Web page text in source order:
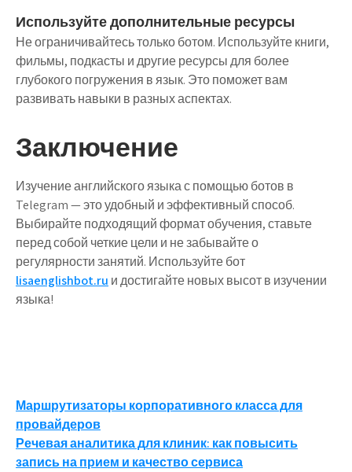
Используйте дополнительные ресурсы
Не ограничивайтесь только ботом. Используйте книги,
фильмы, подкасты и другие ресурсы для более
глубокого погружения в язык. Это поможет вам
развивать навыки в разных аспектах.
Заключение
Изучение английского языка с помощью ботов в
Telegram — это удобный и эффективный способ.
Выбирайте подходящий формат обучения, ставьте
перед собой четкие цели и не забывайте о
регулярности занятий. Используйте бот
lisaenglishbot.ru и достигайте новых высот в изучении
языка!
Навигация
по
Маршрутизаторы корпоративного класса для
провайдеров
Речевая аналитика для клиник: как повысить
запись на прием и качество сервиса